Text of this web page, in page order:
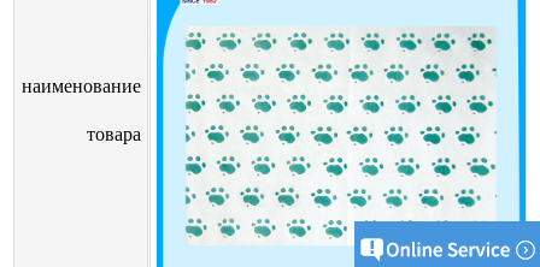
наименование
товара